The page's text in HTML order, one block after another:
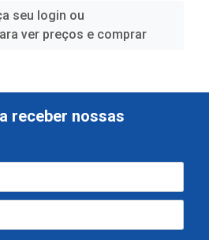
seu login ou
ver preços e comprar
receber nossas